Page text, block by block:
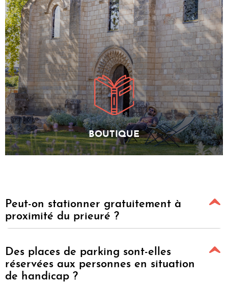
BOUTIQUE
Peut-on stationner gratuitement à
proximité du prieuré ?
Des places de parking sont-elles
réservées aux personnes en situation
de handicap ?